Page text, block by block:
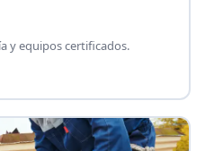
y equipos certificados.